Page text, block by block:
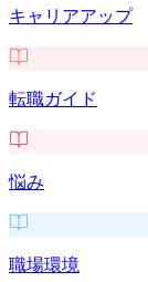
キャリアアップ
転職ガイド
悩み
職場環境